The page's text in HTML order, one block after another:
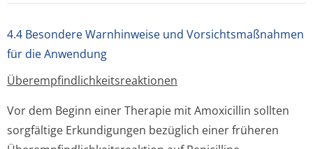
4.4 Besondere Warnhinweise und Vorsichtsmaßnahmen
für die Anwendung
Überempfindlichke­itsreaktionen
Vor dem Beginn einer Therapie mit Amoxicillin sollten
sorgfältige Erkundigungen bezüglich einer früheren